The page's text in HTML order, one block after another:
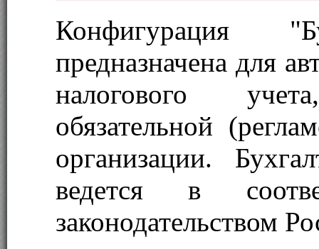
Конфигурация
предназначена для
налогового
обязательной
организации.
ведется в
законодательством